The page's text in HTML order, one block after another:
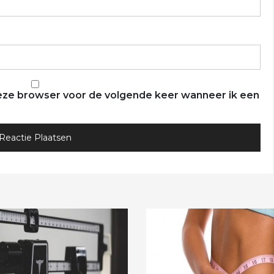
browser voor de volgende keer wanneer ik een